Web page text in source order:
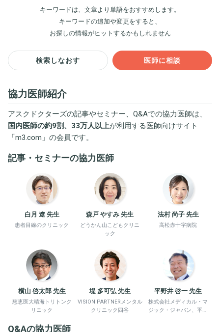
キーワードは、文章より単語をおすすめします。
キーワードの追加や変更をすると、
お探しの情報がヒットするかもしれません
検索しなおす 医師に相談
協力医師紹介
アスクドクターズの記事やセミナー、Q&Aでの協力医師は、
国内医師の約9割、33万人以上が利用する医師向けサイト
「m3.com 」の会員です。
記事・セミナーの協力医師
白月 遼 先生
患者目線のクリニック
森戸 やすみ 先生
どうかん山こどもクリニ
ック
法村 尚子 先生
高松赤十字病院
横山 啓太郎 先生
慈恵医大晴海トリトンク
リニック
堤 多可弘 先生
VISION PARTNERメンタル
クリニック四谷
平野井 啓一 先生
株式会社メディカル・マ
ジック・ジャパン、平野
Q&Aの協力医師